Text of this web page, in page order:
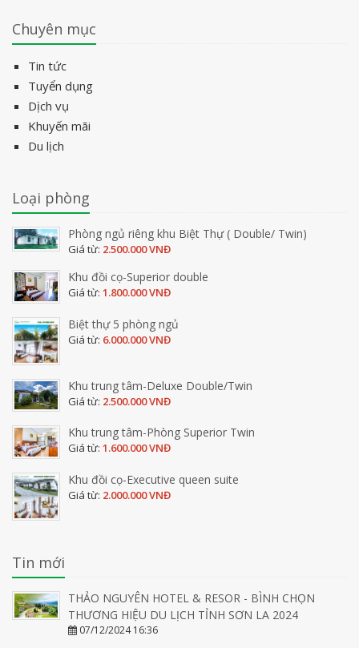
Chuyên mục
Tin tức
Tuyển dụng
Dịch vụ
Khuyến mãi
Du lịch
Loại phòng
Phòng ngủ riêng khu Biệt Thự ( Double/ Twin)
Giá từ: 2.500.000 VNĐ
Khu đồi cọ-Superior double
Giá từ: 1.800.000 VNĐ
Biệt thự 5 phòng ngủ
Giá từ: 6.000.000 VNĐ
Khu trung tâm-Deluxe Double/Twin
Giá từ: 2.500.000 VNĐ
Khu trung tâm-Phòng Superior Twin
Giá từ: 1.600.000 VNĐ
Khu đồi cọ-Executive queen suite
Giá từ: 2.000.000 VNĐ
Tin mới
THẢO NGUYÊN HOTEL & RESOR - BÌNH CHỌN
THƯƠNG HIỆU DU LỊCH TỈNH SƠN LA 2024
07/12/2024 16:36